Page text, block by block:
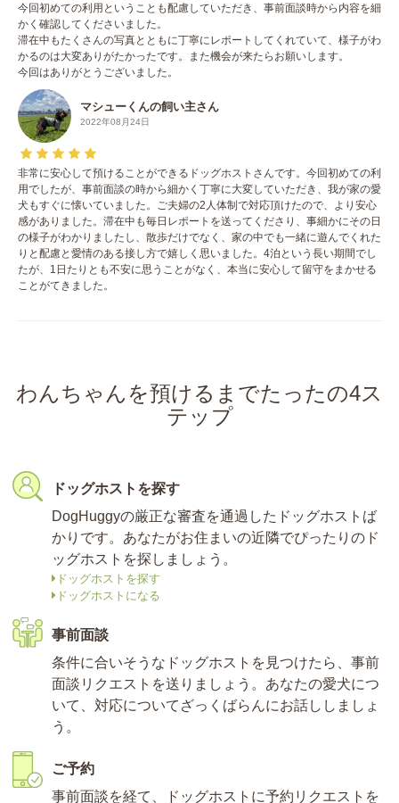
今回初めての利用ということも配慮していただき、事前面談時から内容を細
かく確認してくださいました。
滞在中もたくさんの写真とともに丁寧にレポートしてくれていて、様子がわ
かるのは大変ありがたかったです。また機会が来たらお願いします。
今回はありがとうございました。
マシューくんの飼い主さん
2022年08月24日
非常に安心して預けることができるドッグホストさんです。今回初めての利
用でしたが、事前面談の時から細かく丁寧に大変していただき、我が家の愛
犬もすぐに懐いていました。ご夫婦の2人体制で対応頂けたので、より安心
感がありました。滞在中も毎日レポートを送ってくださり、事細かにその日
の様子がわかりましたし、散歩だけでなく、家の中でも一緒に遊んでくれた
りと配慮と愛情のある接し方で嬉しく思いました。4泊という長い期間でし
たが、1日たりとも不安に思うことがなく、本当に安心して留守をまかせる
ことがてきました。
わんちゃんを預けるまでたったの4ス
テップ
ドッグホストを探す
DogHuggyの厳正な審査を通過したドッグホストば
かりです。あなたがお住まいの近隣でぴったりのド
ッグホストを探しましょう。
ドッグホストを探す
ドッグホストになる
事前面談
条件に合いそうなドッグホストを見つけたら、事前
面談リクエストを送りましょう。あなたの愛犬につ
いて、対応についてざっくばらんにお話ししましょ
う。
ご予約
事前面談を経て、ドッグホストに予約リクエストを